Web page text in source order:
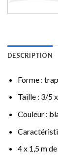
DESCRIPTION
Forme :
Taille : 3/5
Couleur :
4 x 1,5 m